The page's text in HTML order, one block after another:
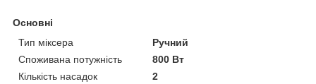
Основні
Тип міксера
Ручний
Споживана потужність
800 Вт
Кількість насадок
2